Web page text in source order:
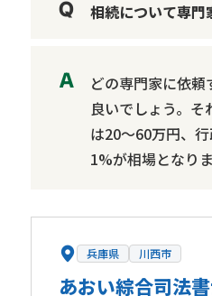
相続について専門
どの専門家に依
良いでしょう。
は20～60万円、
1%が相場となりま
兵庫県 川西市
あおい綜合司法